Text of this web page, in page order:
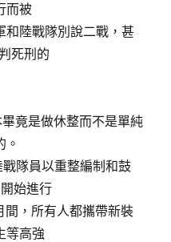
而被
和陸戰隊別說二戰，甚
死刑的
竟是做休整而不是單純
。
隊員以重整編制和鼓
始進行
，所有人都攜帶新裝
等高強